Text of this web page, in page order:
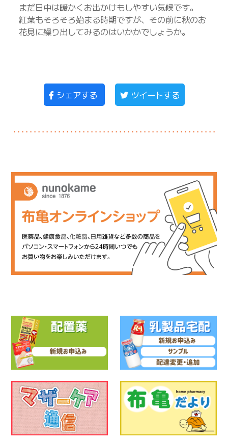
まだ日中は暖かくお出かけもしやすい気候です。
紅葉もそろそろ始まる時期ですが、その前に秋のお
花見に繰り出してみるのはいかかでしょうか。
シェアする ツイートする